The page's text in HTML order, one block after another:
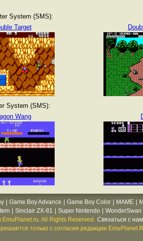
System (SMS):
Target
System (SMS):
Wang
Game Boy Advance Game Boy Color MAME
Sinclair ZX-81 Super Nintendo WonderSwan
All Rights Reserved. Связаться с
только с согласия редакции